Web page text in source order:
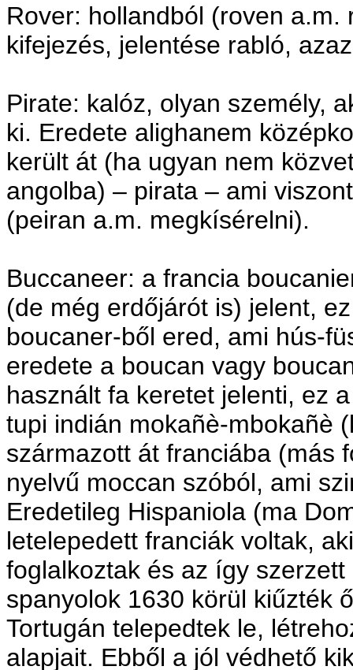
Rover: hollandból (roven
kifejezés, jelentése rabló,
Pirate: kalóz, olyan személy,
ki. Eredete alighanem
került át (ha ugyan nem
angolba) – pirata – ami
(peiran a.m. megkísérelni).
Buccaneer: a francia
(de még erdőjárót is) jelent,
boucaner-ből ered, ami hús-
eredete a boucan vagy
használt fa keretet jelenti, ez
tupi indián mokañè-mbokañè
származott át franciába (más
nyelvű moccan szóból, ami
Eredetileg Hispaniola (ma
letelepedett franciák voltak,
foglalkoztak és az így
spanyolok 1630 körül kiűzték
Tortugán telepedtek le,
alapjait. Ebből a jól védhető